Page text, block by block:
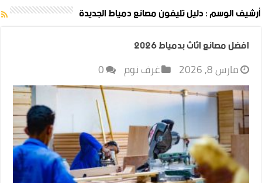
أرشيف الوسم :دليل تليفون مصانع دمياط الجديدة
افضل مصانع اثاث بدمياط 2026
مارس 8, 2026 غرف نوم 0